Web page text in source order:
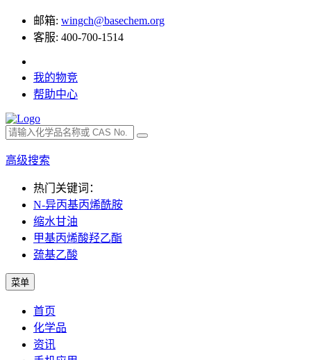
邮箱: wingch@basechem.org
客服: 400-700-1514
我的物竞
帮助中心
高级搜索
热门关键词：
N-异丙基丙烯酰胺
缩水甘油
甲基丙烯酸羟乙酯
巯基乙酸
菜单
首页
化学品
资讯